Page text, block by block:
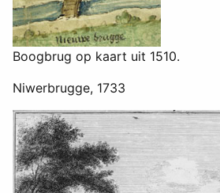
Boogbrug op kaart uit 1510.
Niwerbrugge, 1733